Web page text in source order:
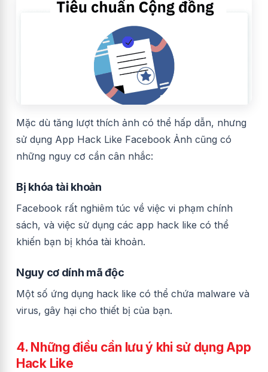
Mặc dù tăng lượt thích ảnh có thể hấp dẫn, nhưng
sử dụng App Hack Like Facebook Ảnh cũng có
những nguy cơ cần cân nhắc:
Bị khóa tài khoản
Facebook rất nghiêm túc về việc vi phạm chính
sách, và việc sử dụng các app hack like có thể
khiến bạn bị khóa tài khoản.
Nguy cơ dính mã độc
Một số ứng dụng hack like có thể chứa malware và
virus, gây hại cho thiết bị của bạn.
4. Những điều cần lưu ý khi sử dụng App
Hack Like